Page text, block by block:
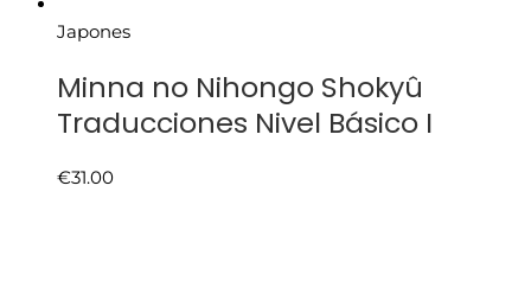
Japones
Minna no Nihongo Shokyû
Traducciones Nivel Básico I
€31.00